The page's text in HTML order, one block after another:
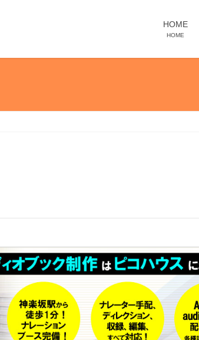
HOME
HOME